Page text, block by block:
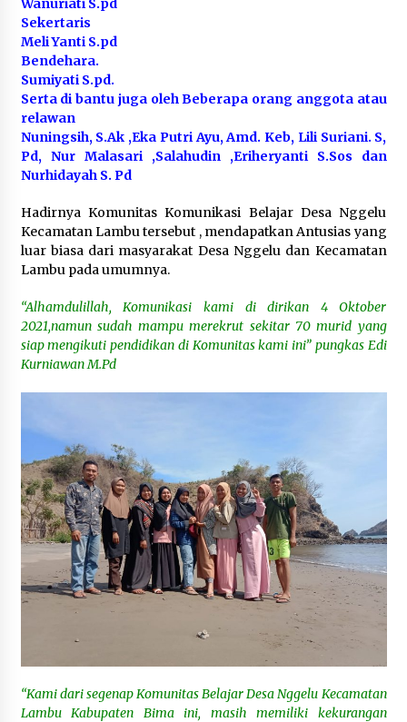
Sekertaris
Meli Yanti S.pd
Bendehara.
Sumiyati S.pd.
Serta di bantu juga oleh Beberapa orang anggota atau
relawan
Nuningsih, S.Ak ,Eka Putri Ayu, Amd. Keb, Lili Suriani. S,
Pd, Nur Malasari ,Salahudin ,Eriheryanti S.Sos dan
Nurhidayah S. Pd
Hadirnya Komunitas Komunikasi Belajar Desa Nggelu
Kecamatan Lambu tersebut , mendapatkan Antusias yang
luar biasa dari masyarakat Desa Nggelu dan Kecamatan
Lambu pada umumnya.
“Alhamdulillah, Komunikasi kami di dirikan 4 Oktober
2021,namun sudah mampu merekrut sekitar 70 murid yang
siap mengikuti pendidikan di Komunitas kami ini” pungkas Edi
Kurniawan M.Pd
“Kami dari segenap Komunitas Belajar Desa Nggelu Kecamatan
Lambu Kabupaten Bima ini, masih memiliki kekurangan